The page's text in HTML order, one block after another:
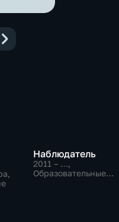
Наблюдатель
2011 – …,
Образовательные,